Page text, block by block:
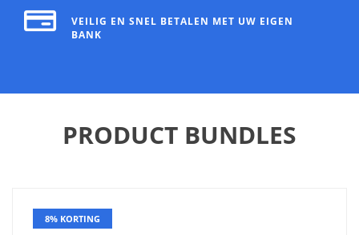
VEILIG EN SNEL BETALEN MET UW EIGEN
BANK
PRODUCT BUNDLES
8% KORTING